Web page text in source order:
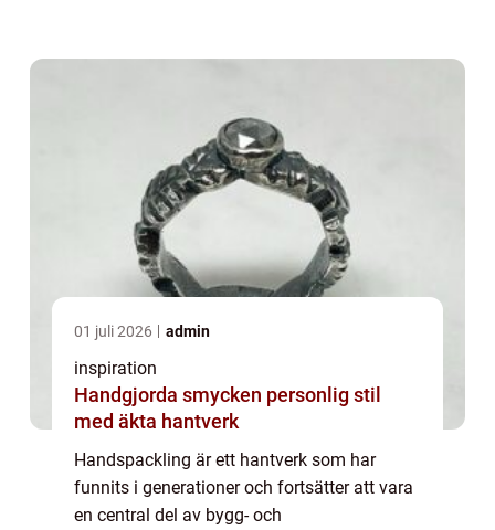
01 juli 2026 admin
inspiration
Handgjorda smycken personlig stil
med äkta hantverk
Handspackling är ett hantverk som har
funnits i generationer och fortsätter att vara
en central del av bygg- och